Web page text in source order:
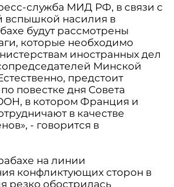
служба МИД РФ, в связи с
насилия в
будут рассмотрены
которые необходимо
иностранных дел
Минской
предстоит
повестке дня Совета
в котором Франция и
в качестве
- говорится в
на линии
конфликтующих сторон в
резко обострилась